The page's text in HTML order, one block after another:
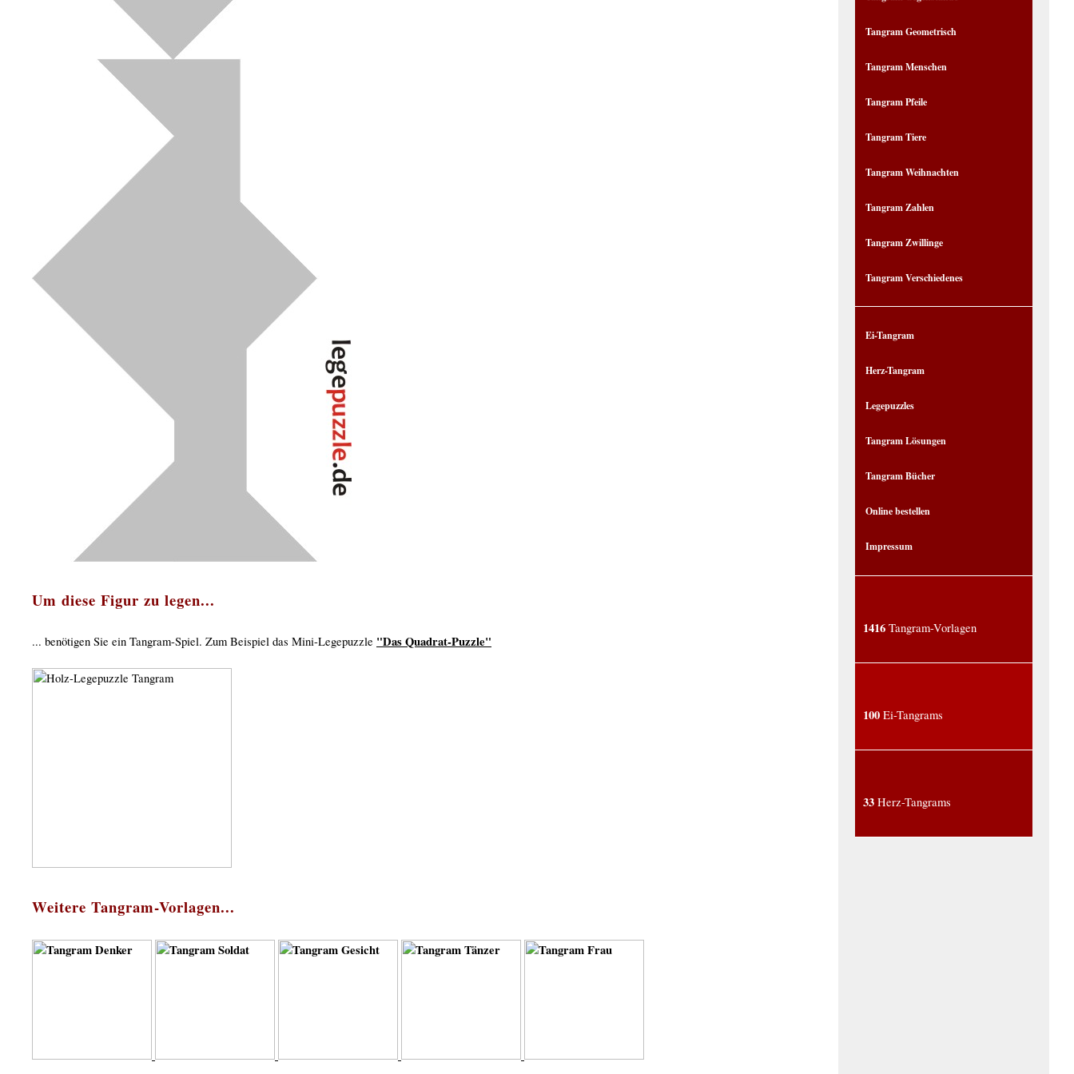
Um diese Figur zu legen...
... benötigen Sie ein Tangram-Spiel. Zum Beispiel das Mini-Legepuzzle "Das Quadrat-Puzzle"
Weitere Tangram-Vorlagen...
Tangram Geometrisch
Tangram Menschen
Tangram Pfeile
Tangram Tiere
Tangram Weihnachten
Tangram Zahlen
Tangram Zwillinge
Tangram Verschiedenes
Ei-Tangram
Herz-Tangram
Legepuzzles
Tangram Lösungen
Tangram Bücher
Online bestellen
Impressum
1416 Tangram-Vorlagen
100 Ei-Tangrams
33 Herz-Tangrams